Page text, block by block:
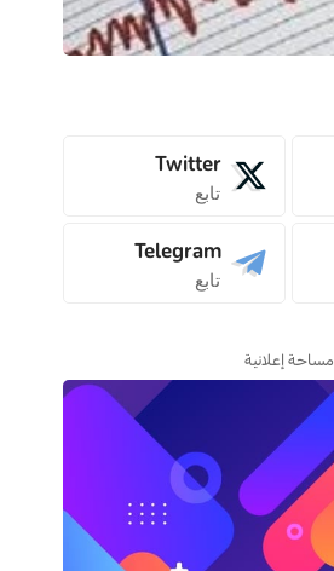
Twitter
تابع
Telegram
تابع
مساحة إعلانية